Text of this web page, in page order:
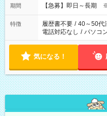
期間 【急募】即日～長期
特徴 履歴書不要 / 40～50代
電話対応なし / パソコ
気になる！